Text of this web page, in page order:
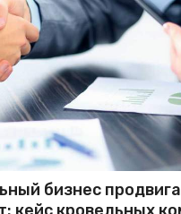
бизнес
кейс кровельных